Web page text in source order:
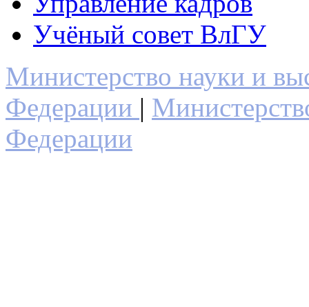
Учёный совет ВлГУ
Министерство науки и
Федерации |
Федерации